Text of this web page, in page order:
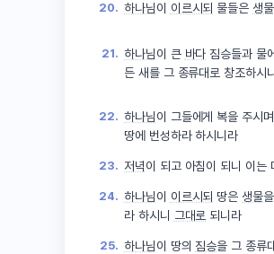
20. 하나님이 이르시되 물들은 생물
21. 하나님이 큰 바다 짐승들과 물
든 새를 그 종류대로 창조하시니
22. 하나님이 그들에게 복을 주시며
땅에 번성하라 하시니라
23. 저녁이 되고 아침이 되니 이는
24. 하나님이 이르시되 땅은 생물
라 하시니 그대로 되니라
25. 하나님이 땅의 짐승을 그 종류